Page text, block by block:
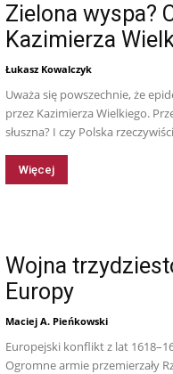
Zielona wyspa?
Kazimierza
Łukasz Kowalczyk
Uważa się powszechnie, że
przez Kazimierza Wielkiego.
słuszna? I czy Polska
Więcej
Wojna
Europy
Maciej A. Pieńkowski
Europejski konflikt z lat
Ogromne armie przemierzały